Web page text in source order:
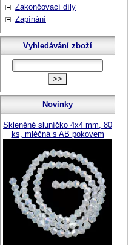
Zakončovací díly
Zapínání
Vyhledávání zboží
Novinky
Skleněné sluníčko 4x4 mm, 80
ks, mléčná s AB pokovem